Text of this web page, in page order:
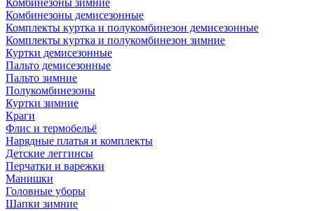
Комбинезоны зимние
Комбинезоны демисезонные
Комплекты куртка и полукомбинезон демисезонные
Комплекты куртка и полукомбинезон зимние
Куртки демисезонные
Пальто демисезонные
Пальто зимние
Полукомбинезоны
Куртки зимние
Краги
Флис и термобельё
Нарядные платья и комплекты
Детские леггинсы
Перчатки и варежки
Манишки
Головные уборы
Шапки зимние